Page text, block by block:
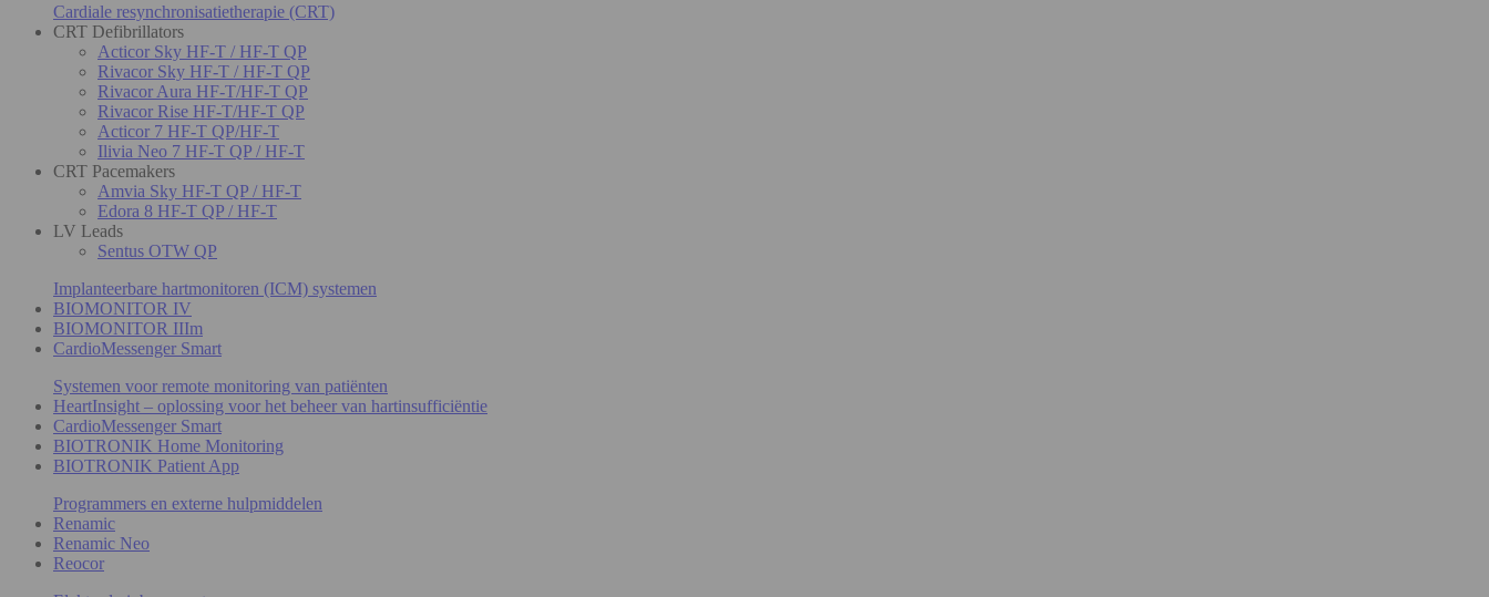
Cardiale resynchronisatietherapie (CRT)
CRT Defibrillators
Acticor Sky HF-T / HF-T QP
Rivacor Sky HF-T / HF-T QP
Rivacor Aura HF-T/HF-T QP
Rivacor Rise HF-T/HF-T QP
Acticor 7 HF-T QP/HF-T
Ilivia Neo 7 HF-T QP / HF-T
CRT Pacemakers
Amvia Sky HF-T QP / HF-T
Edora 8 HF-T QP / HF-T
LV Leads
Sentus OTW QP
Implanteerbare hartmonitoren (ICM) systemen
BIOMONITOR IV
BIOMONITOR IIIm
CardioMessenger Smart
Systemen voor remote monitoring van patiënten
HeartInsight – oplossing voor het beheer van hartinsufficiëntie
CardioMessenger Smart
BIOTRONIK Home Monitoring
BIOTRONIK Patient App
Programmers en externe hulpmiddelen
Renamic
Renamic Neo
Reocor